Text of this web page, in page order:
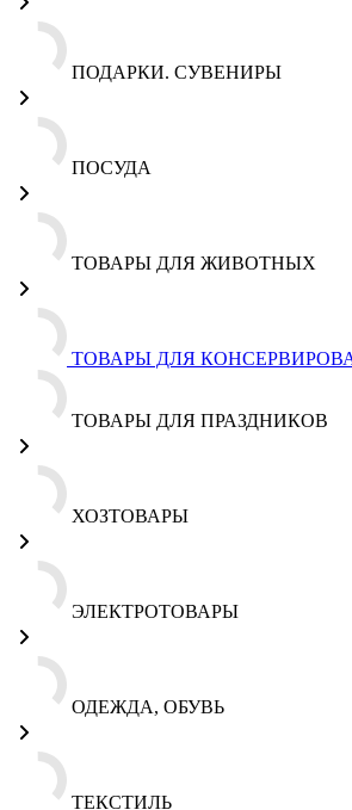
ПОДАРКИ. СУВЕНИРЫ
ПОСУДА
ТОВАРЫ ДЛЯ ЖИВОТНЫХ
ТОВАРЫ ДЛЯ
ТОВАРЫ ДЛЯ ПРАЗДНИКОВ
ХОЗТОВАРЫ
ЭЛЕКТРОТОВАРЫ
ОДЕЖДА, ОБУВЬ
ТЕКСТИЛЬ